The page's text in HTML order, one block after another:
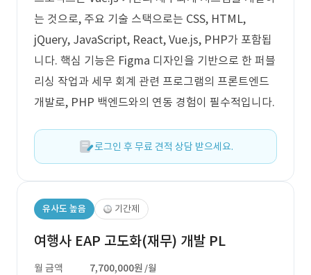
는 것으로, 주요 기술 스택으로는 CSS, HTML,
jQuery, JavaScript, React, Vue.js, PHP가 포함됩
니다. 핵심 기능은 Figma 디자인을 기반으로 한 퍼블
리싱 작업과 세무 회계 관련 프로그램의 프론트엔드
개발로, PHP 백엔드와의 연동 경험이 필수적입니다.
로그인 후 무료 견적 상담 받으세요.
유사도 높음 기간제
여행사 EAP 고도화(재무) 개발 PL
월 금액 7,700,000원 /월